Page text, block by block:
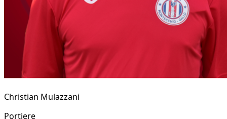
Christian Mulazzani
Portiere